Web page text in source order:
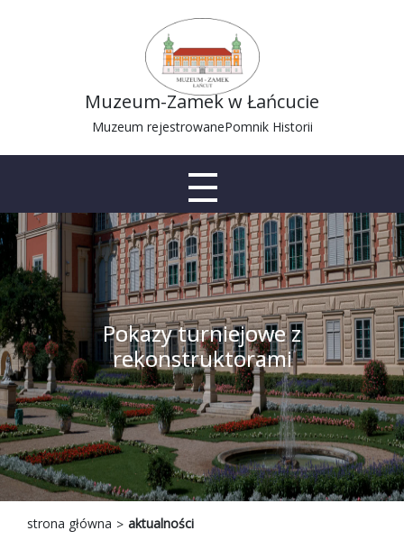
Muzeum-Zamek w Łańcucie
Muzeum rejestrowanePomnik Historii
Pokazy turniejowe z
rekonstruktorami
strona główna aktualności